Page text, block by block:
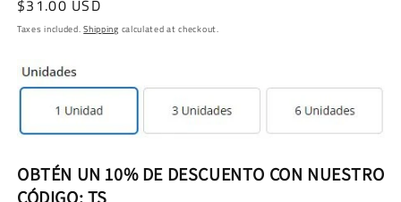
Regular
price
$31.00 USD
Taxes included.Shipping calculated at checkout.
OBTÉN UN 10% DE DESCUENTO CON NUESTRO